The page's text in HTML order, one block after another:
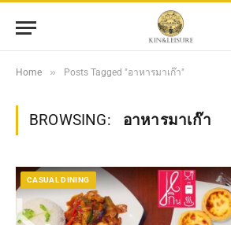
Home » Posts Tagged "อาหารมาเก๊า"
BROWSING: อาหารมาเก๊า
CASUAL DINING